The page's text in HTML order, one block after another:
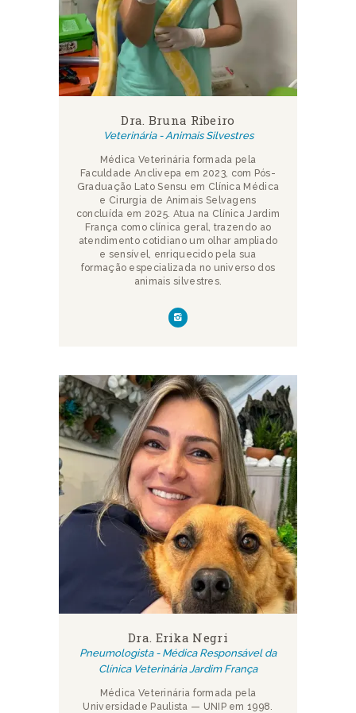
Dra. Bruna Ribeiro
Veterinária - Animais Silvestres
Médica Veterinária formada pela
Faculdade Anclivepa em 2023, com Pós-
Graduação Lato Sensu em Clínica Médica
e Cirurgia de Animais Selvagens
concluída em 2025. Atua na Clínica Jardim
França como clínica geral, trazendo ao
atendimento cotidiano um olhar ampliado
e sensível, enriquecido pela sua
formação especializada no universo dos
animais silvestres.
Dra. Erika Negri
Pneumologista - Médica Responsável da
Clínica Veterinária Jardim França
Médica Veterinária formada pela
Universidade Paulista — UNIP em 1998.